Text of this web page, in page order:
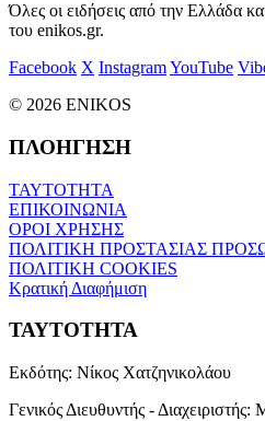
Όλες οι ειδήσεις από την Ελλάδα
του enikos.gr.
Facebook X InstagramYouTube
© 2026 ENIKOS
ΠΛΟΗΓΗΣΗ
ΤΑΥΤΟΤΗΤΑ
ΕΠΙΚΟΙΝΩΝΙΑ
ΟΡΟΙ ΧΡΗΣΗΣ
ΠΟΛΙΤΙΚΗ ΠΡΟΣΤΑΣΙΑΣ
ΠΟΛΙΤΙΚΗ COOKIES
Κρατική Διαφήμιση
ΤΑΥΤΟΤΗΤΑ
Εκδότης: Νίκος Χατζηνικολάου
Γενικός Διευθυντής - Διαχειριστής: